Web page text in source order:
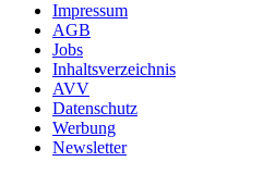
Impressum
AGB
Jobs
Inhaltsverzeichnis
AVV
Datenschutz
Werbung
Newsletter